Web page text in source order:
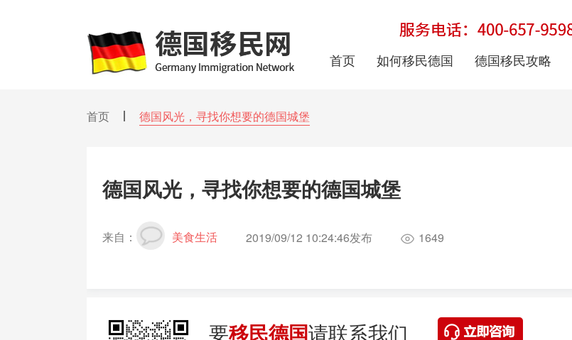
首页 如何移民德国 德国移民攻略
首页 德国风光，寻找你想要的德国城堡
德国风光，寻找你想要的德国城堡
来自： 美食生活 2019/09/12 10:24:46发布 1649
要移民德国请联系我们